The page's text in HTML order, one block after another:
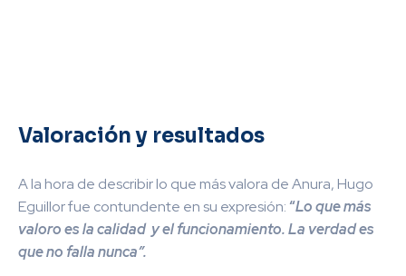
Valoración y resultados
A la hora de describir lo que más valora de Anura, Hugo
Eguillorfue contundente en su expresión:“Lo que más
valoro es la calidad y el funcionamiento. La verdad es
que no falla nunca”.